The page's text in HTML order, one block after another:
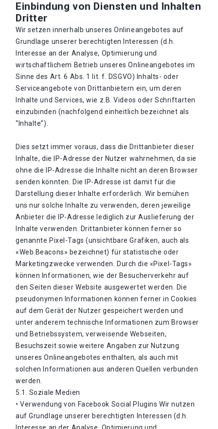
Einbindung von Diensten und Inhalten
Dritter
Wir setzen innerhalb unseres Onlineangebotes auf
Grundlage unserer berechtigten Interessen (d.h.
Interesse an der Analyse, Optimierung und
wirtschaftlichem Betrieb unseres Onlineangebotes im
Sinne des Art. 6 Abs. 1 lit. f. DSGVO) Inhalts- oder
Serviceangebote von Drittanbietern ein, um deren
Inhalte und Services, wie z.B. Videos oder Schriftarten
einzubinden (nachfolgend einheitlich bezeichnet als
“Inhalte”).
Dies setzt immer voraus, dass die Drittanbieter dieser
Inhalte, die IP-Adresse der Nutzer wahrnehmen, da sie
ohne die IP-Adresse die Inhalte nicht an deren Browser
senden könnten. Die IP-Adresse ist damit für die
Darstellung dieser Inhalte erforderlich. Wir bemühen
uns nur solche Inhalte zu verwenden, deren jeweilige
Anbieter die IP-Adresse lediglich zur Auslieferung der
Inhalte verwenden. Drittanbieter können ferner so
genannte Pixel-Tags (unsichtbare Grafiken, auch als
«Web Beacons» bezeichnet) für statistische oder
Marketingzwecke verwenden. Durch die «Pixel-Tags»
können Informationen, wie der Besucherverkehr auf
den Seiten dieser Website ausgewertet werden. Die
pseudonymen Informationen können ferner in Cookies
auf dem Gerät der Nutzer gespeichert werden und
unter anderem technische Informationen zum Browser
und Betriebssystem, verweisende Webseiten,
Besuchszeit sowie weitere Angaben zur Nutzung
unseres Onlineangebotes enthalten, als auch mit
solchen Informationen aus anderen Quellen verbunden
werden.
5.1. Soziale Medien
• Verwendung von Facebook Social Plugins Wir nutzen
auf Grundlage unserer berechtigten Interessen (d.h.